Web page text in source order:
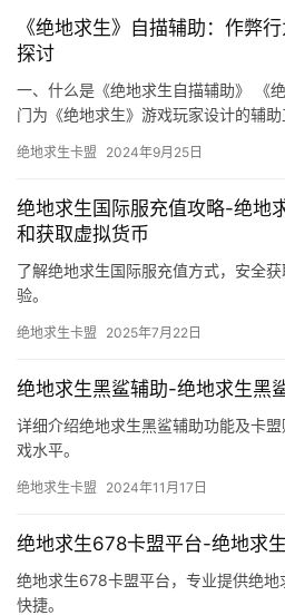
《绝地求生》自描辅助：作弊
探讨
一、什么是《绝地求生自描辅助》 《
门为《绝地求生》游戏玩家设计的辅
绝地求生卡盟 2024年9月25日
绝地求生国际服充值攻略-绝地
和获取虚拟货币
了解绝地求生国际服充值方式，安全
验。
绝地求生卡盟 2025年7月22日
绝地求生黑鲨辅助-绝地求生黑
详细介绍绝地求生黑鲨辅助功能及卡
戏水平。
绝地求生卡盟 2024年11月17日
绝地求生678卡盟平台-绝地求
绝地求生678卡盟平台，专业提供绝
快捷。